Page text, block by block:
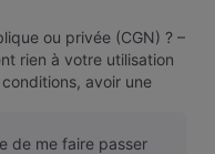
ou privée (CGN) ? –
rien à votre utilisation
avoir une
de me faire passer